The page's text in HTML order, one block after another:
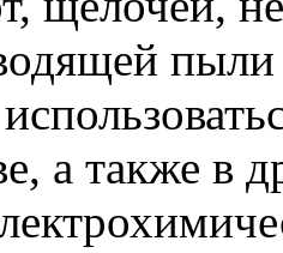
а также в